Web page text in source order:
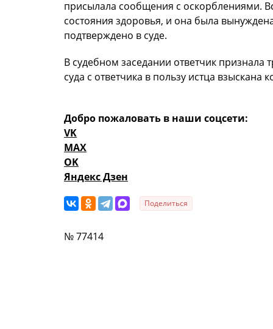
присылала сообщения с оскорблениями.
состояния здоровья, и она была
подтверждено в суде.
В судебном заседании ответчик признала
суда с ответчика в пользу истца
Добро пожаловать в наши соцсети:
VK
MAX
OK
Яндекс Дзен
Поделиться
№ 77414